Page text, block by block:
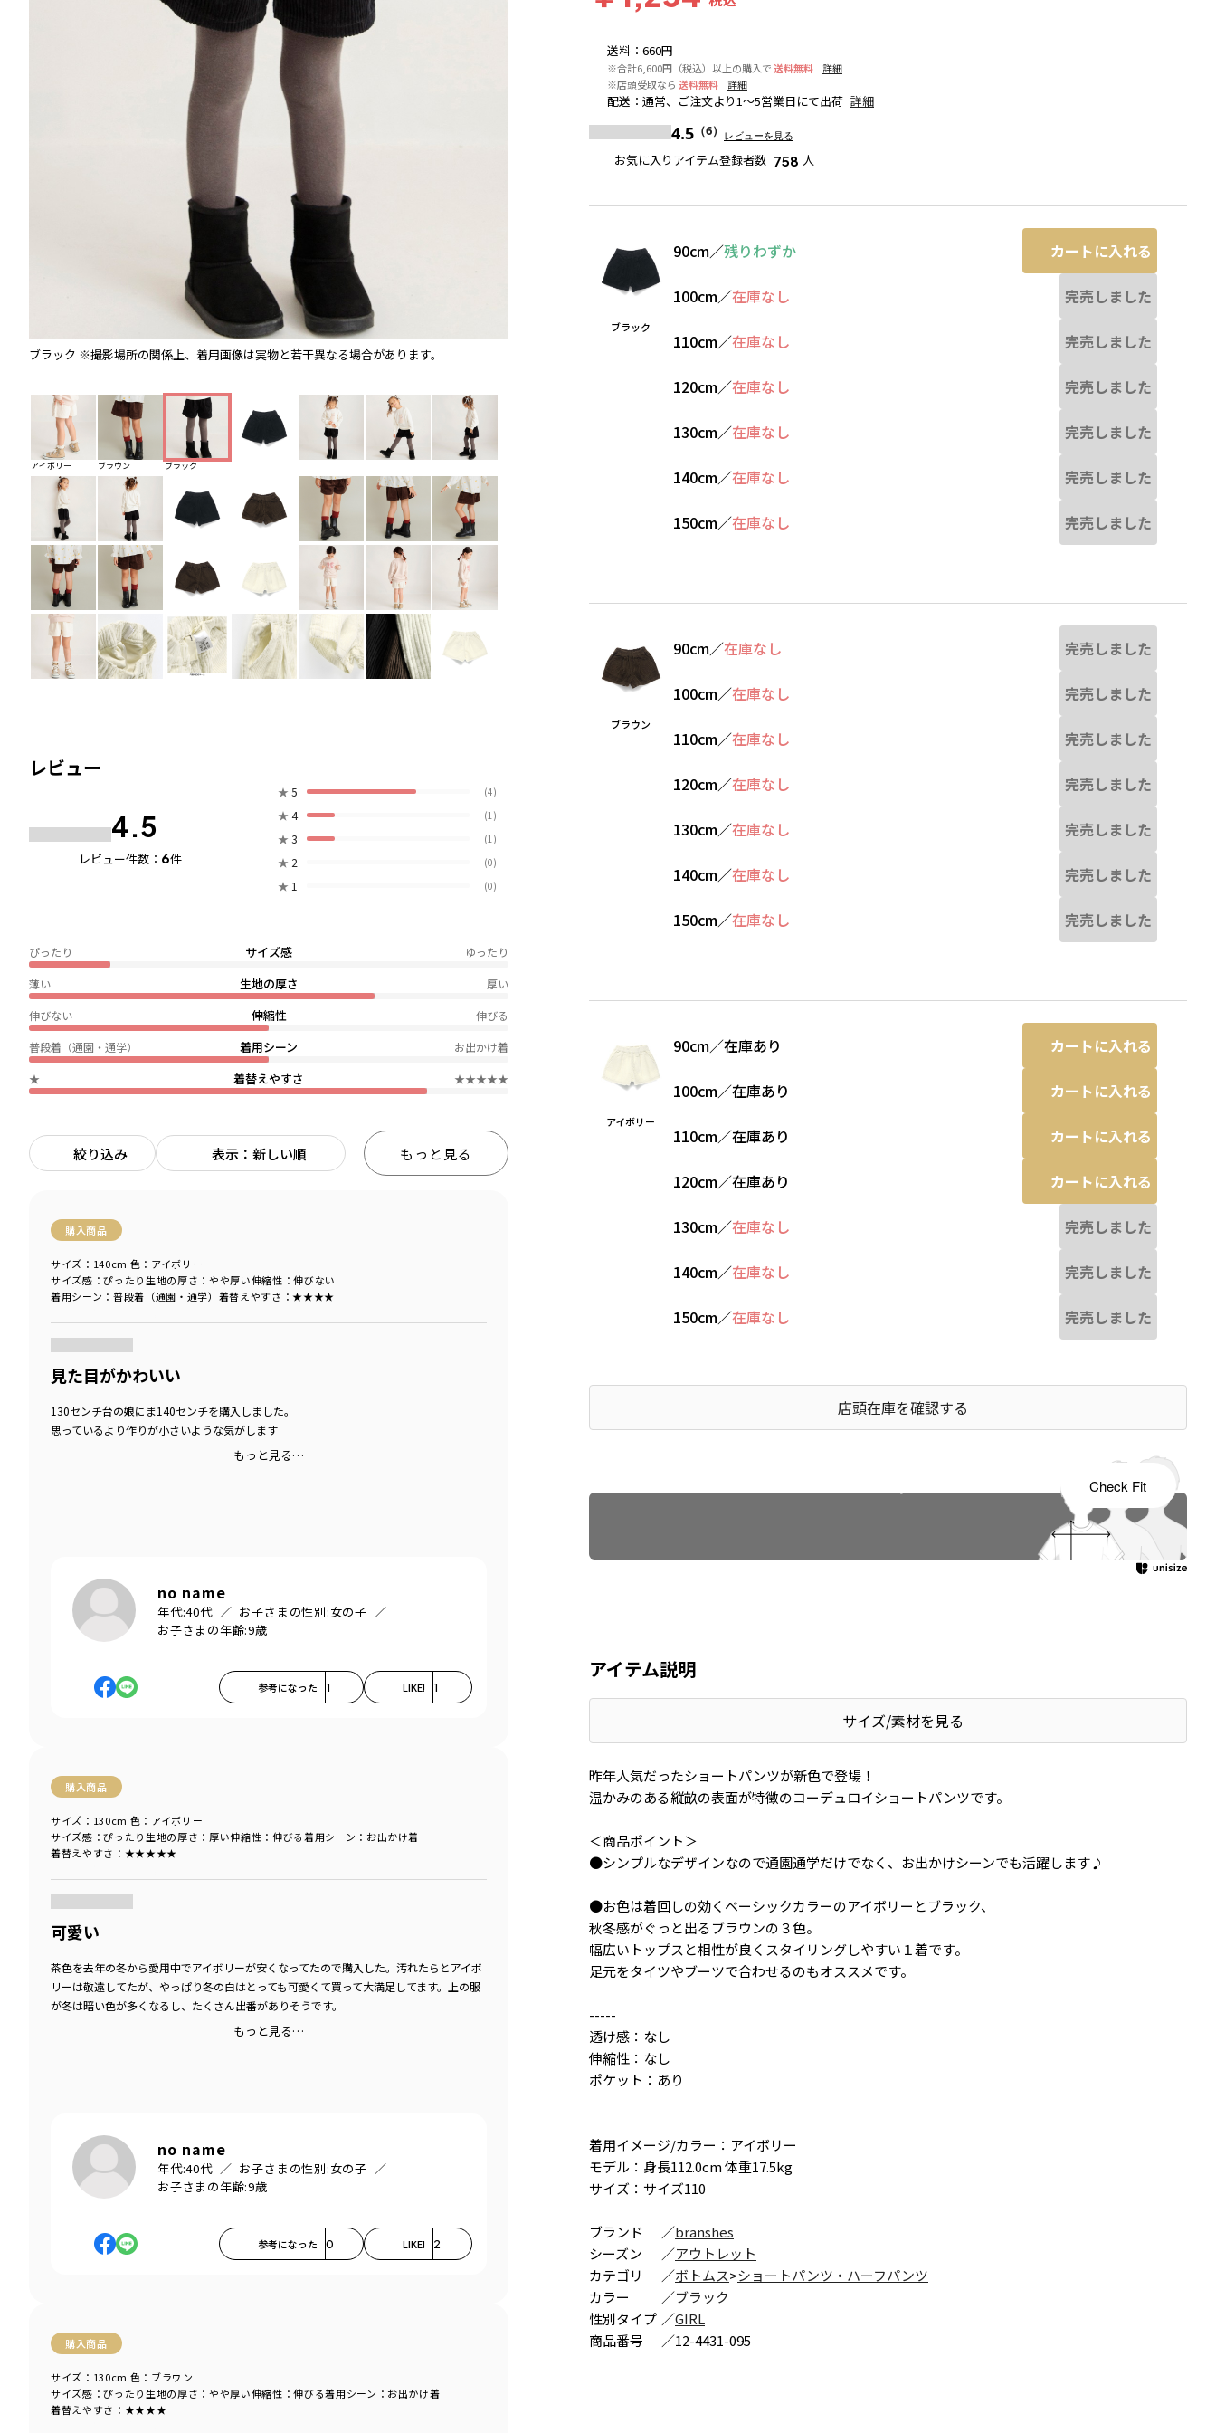
ブラック ※撮影場所の関係上、着用画像は実物と若干異なる場合があります。
アイボリー ブラウン ブラック
レビュー
4.5
レビュー件数： 6件
★ 5 (4)
★ 4 (1)
★ 3 (1)
★ 2 (0)
★ 1 (0)
サイズ感
ぴったり ゆったり
生地の厚さ
薄い 厚い
伸縮性
伸びない 伸びる
着用シーン
普段着（通園・通学） お出かけ着
着替えやすさ
★ ★★★★★
絞り込み 表示：新しい順 もっと見る
購入商品
サイズ感 ：ぴったり 生地の厚さ ：やや厚い伸縮性 ：伸びない
着用シーン ：普段着（通園・通学） 着替えやすさ ：★★★★
サイズ：140cm 色：アイボリー
見た目がかわいい
130センチ台の娘にま140センチを購入しました。
思っているより作りが小さいような気がします
もっと見る…
no name
年代:40代 お子さまの性別:女の子
お子さまの年齢:9歳
参考になった 1 LIKE! 1
購入商品
サイズ感 ：ぴったり 生地の厚さ ：厚い伸縮性 ：伸びる着用シーン ：お出かけ着
着替えやすさ ：★★★★★
サイズ：130cm 色：アイボリー
可愛い
茶色を去年の冬から愛用中でアイボリーが安くなってたので購入した。汚れたらとアイボ
リーは敬遠してたが、やっぱり冬の白はとっても可愛くて買って大満足してます。上の服
が冬は暗い色が多くなるし、たくさん出番がありそうです。
もっと見る…
no name
年代:40代 お子さまの性別:女の子
お子さまの年齢:9歳
参考になった 0 LIKE! 2
購入商品
サイズ感 ：ぴったり 生地の厚さ ：やや厚い伸縮性 ：伸びる着用シーン ：お出かけ着
着替えやすさ ：★★★★
サイズ：130cm 色：ブラウン
送料 ： 660円
※合計6,600円（税込）以上の購入で送料無料
詳細
※店頭受取なら 送料無料 詳細
配送 ： 通常、ご注文より1～5営業日にて出荷 詳細
4.5 （6） レビューを見る
お気に入りアイテム登録者数 758 人
ブラック
90cm／残りわずか カートに入れる
100cm／在庫なし 完売しました
110cm／在庫なし 完売しました
120cm／在庫なし 完売しました
130cm／在庫なし 完売しました
140cm／在庫なし 完売しました
150cm／在庫なし 完売しました
ブラウン
90cm／在庫なし 完売しました
100cm／在庫なし 完売しました
110cm／在庫なし 完売しました
120cm／在庫なし 完売しました
130cm／在庫なし 完売しました
140cm／在庫なし 完売しました
150cm／在庫なし 完売しました
アイボリー
90cm／在庫あり カートに入れる
100cm／在庫あり カートに入れる
110cm／在庫あり カートに入れる
120cm／在庫あり カートに入れる
130cm／在庫なし 完売しました
140cm／在庫なし 完売しました
150cm／在庫なし 完売しました
店頭在庫を確認する
アイテム説明
サイズ/素材を見る
昨年人気だったショートパンツが新色で登場！
温かみのある縦畝の表面が特徴のコーデュロイショートパンツです。
＜商品ポイント＞
●シンプルなデザインなので通園通学だけでなく、お出かけシーンでも活躍します♪
●お色は着回しの効くベーシックカラーのアイボリーとブラック、
秋冬感がぐっと出るブラウンの３色。
幅広いトップスと相性が良くスタイリングしやすい１着です。
足元をタイツやブーツで合わせるのもオススメです。
-----
透け感：なし
伸縮性：なし
ポケット：あり
着用イメージ/カラー：アイボリー
モデル：身長112.0cm 体重17.5kg
サイズ：サイズ110
ブランド ／branshes
シーズン
／アウトレット
カテゴリ
／ボトムス>ショートパンツ・ハーフパンツ
カラー
／ブラック
性別タイプ ／GIRL
商品番号
／12-4431-095
Check Fit